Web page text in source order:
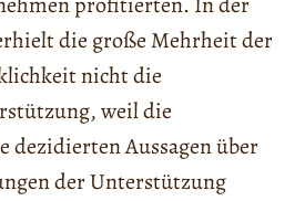
die große Mehrheit der
nicht die
weil die
dezidierten Aussagen über
der Unterstützung